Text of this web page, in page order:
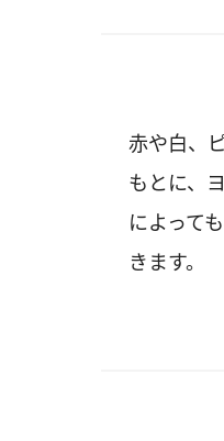
赤や白、
もとに、
によって
きます。